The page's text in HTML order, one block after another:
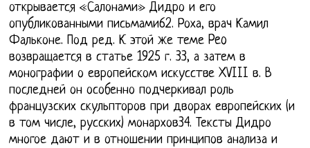
открывается «Салонами» Дидро и его
опубликованными письмами62. Роха, врач Камил
Фальконе. Под ред. К этой же теме Peo
возвращается в статье 1925 г. 33, а затем в
монографии о европейском искусстве XVIII в. В
последней он особенно подчеркивал роль
французских скульпторов при дворах европейских (и
в том числе, русских) монархов34. Тексты Дидро
многое дают и в отношении принципов анализа и